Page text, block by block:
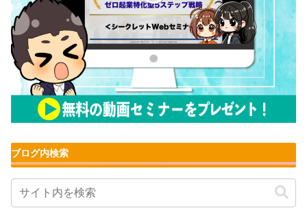
ブログ内検索